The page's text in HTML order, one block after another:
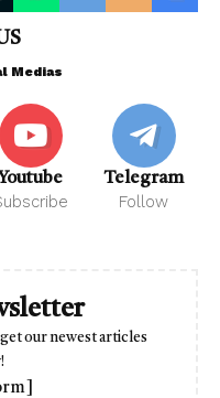
Medias
Youtube Telegram
Follow
our newest articles